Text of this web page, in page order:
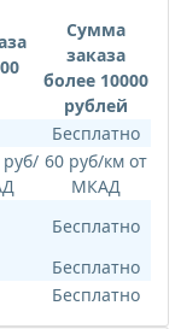
Сумма
заказа
более 10000
рублей
Бесплатно
60 руб/км от
МКАД
Бесплатно
Бесплатно
Бесплатно